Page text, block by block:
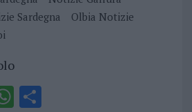
Sardegna
Olbia Notizie
WS